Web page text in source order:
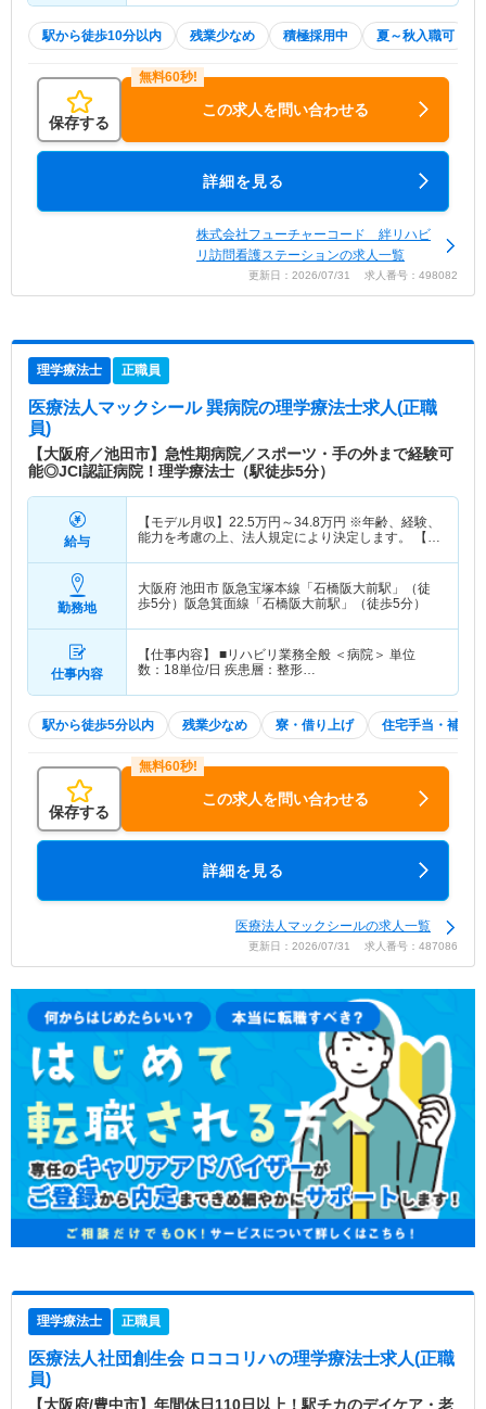
駅から徒歩10分以内 残業少なめ 積極採用中 夏～秋入職可
保存する
この求人を問い合わせる
詳細を見る
株式会社フューチャーコード 絆リハビ
リ訪問看護ステーションの求人一覧
更新日：2026/07/31 求人番号：498082
理学療法士 正職員
医療法人マックシール 巽病院の理学療法士求人(正職
員)
【大阪府／池田市】急性期病院／スポーツ・手の外まで経験可
能◎JCI認証病院！理学療法士（駅徒歩5分）
給与
【モデル月収】 22.5万円～34.8万円 ※年齢、経験、
能力を考慮の上、法人規定により決定します。 【モ
を考慮の上、法人規定により決定します。
勤務地
大阪府 池田市 阪急宝塚本線「石橋阪大前駅」（徒
歩5分）阪急箕面線「石橋阪大前駅」（徒歩5分）
仕事内容
【仕事内容】 ■リハビリ業務全般 ＜病院＞ 単位
数：18単位/日 疾患層：整形…
駅から徒歩5分以内 残業少なめ 寮・借り上げ 住宅手当・補助
保存する
この求人を問い合わせる
詳細を見る
医療法人マックシールの求人一覧
更新日：2026/07/31 求人番号：487086
理学療法士 正職員
医療法人社団創生会 ロココリハの理学療法士求人(正職
員)
【大阪府/豊中市】年間休日110日以上！駅チカのデイケア・老